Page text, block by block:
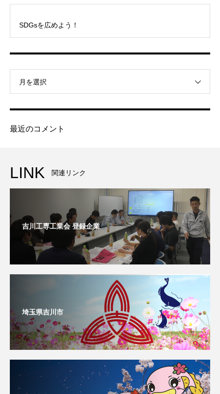
SDGsを広めよう！
月を選択
最近のコメント
LINK 関連リンク
吉川工専工業会 登録企業
埼玉県吉川市